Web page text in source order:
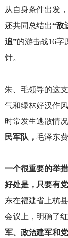
从自身条件出发
还共同总结出“敌
追”的游击战16字
针。
朱、毛领导的这
气和绿林好汉作
时常发生逃散情况
民军队， 毛泽东
一个很重要的举
好处是，只要有
东在福建省上杭
会议上，明确了
军、政治建军和